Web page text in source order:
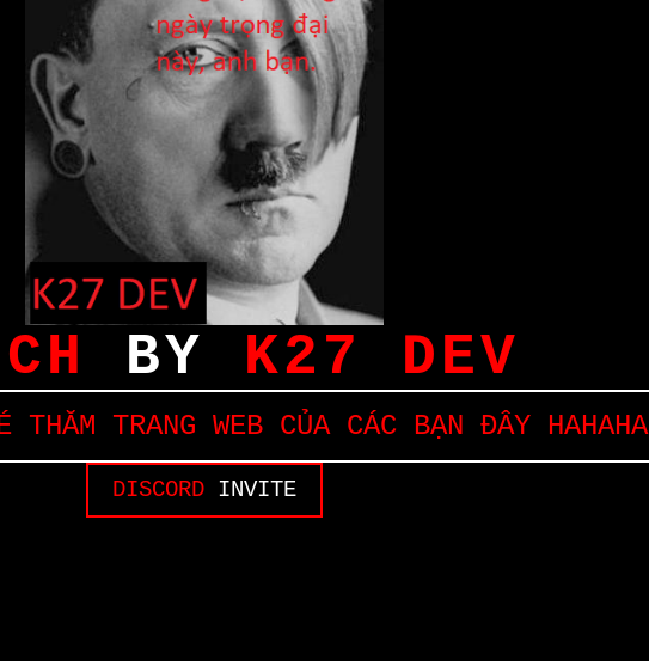
BY K27 DEV
TRANG WEB CỦA CÁC BẠN ĐÂY HAHAHA
DISCORD INVITE